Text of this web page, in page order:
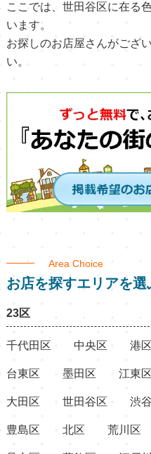
ここでは、世田谷区に在る
います。
お探しのお店屋さんがござ
い。
Area Choice
お店を探すエリアを選
23区
千代田区 中央区 港区
台東区 墨田区 江東区
大田区 世田谷区 渋
豊島区 北区 荒川区